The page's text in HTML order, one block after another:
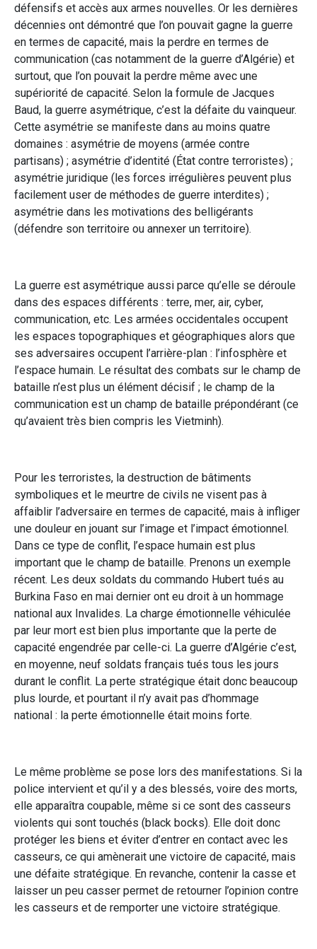
défensifs et accès aux armes nouvelles. Or les dernières
décennies ont démontré que l’on pouvait gagne la guerre
en termes de capacité, mais la perdre en termes de
communication (cas notamment de la guerre d’Algérie) et
surtout, que l’on pouvait la perdre même avec une
supériorité de capacité. Selon la formule de Jacques
Baud, la guerre asymétrique, c’est la défaite du vainqueur.
Cette asymétrie se manifeste dans au moins quatre
domaines : asymétrie de moyens (armée contre
partisans) ; asymétrie d’identité (État contre terroristes) ;
asymétrie juridique (les forces irrégulières peuvent plus
facilement user de méthodes de guerre interdites) ;
asymétrie dans les motivations des belligérants
(défendre son territoire ou annexer un territoire).
La guerre est asymétrique aussi parce qu’elle se déroule
dans des espaces différents : terre, mer, air, cyber,
communication, etc. Les armées occidentales occupent
les espaces topographiques et géographiques alors que
ses adversaires occupent l’arrière-plan : l’infosphère et
l’espace humain. Le résultat des combats sur le champ de
bataille n’est plus un élément décisif ; le champ de la
communication est un champ de bataille prépondérant (ce
qu’avaient très bien compris les Vietminh).
Pour les terroristes, la destruction de bâtiments
symboliques et le meurtre de civils ne visent pas à
affaiblir l’adversaire en termes de capacité, mais à infliger
une douleur en jouant sur l’image et l’impact émotionnel.
Dans ce type de conflit, l’espace humain est plus
important que le champ de bataille. Prenons un exemple
récent. Les deux soldats du commando Hubert tués au
Burkina Faso en mai dernier ont eu droit à un hommage
national aux Invalides. La charge émotionnelle véhiculée
par leur mort est bien plus importante que la perte de
capacité engendrée par celle-ci. La guerre d’Algérie c’est,
en moyenne, neuf soldats français tués tous les jours
durant le conflit. La perte stratégique était donc beaucoup
plus lourde, et pourtant il n’y avait pas d’hommage
national : la perte émotionnelle était moins forte.
Le même problème se pose lors des manifestations. Si la
police intervient et qu’il y a des blessés, voire des morts,
elle apparaîtra coupable, même si ce sont des casseurs
violents qui sont touchés (black bocks). Elle doit donc
protéger les biens et éviter d’entrer en contact avec les
casseurs, ce qui amènerait une victoire de capacité, mais
une défaite stratégique. En revanche, contenir la casse et
laisser un peu casser permet de retourner l’opinion contre
les casseurs et de remporter une victoire stratégique.